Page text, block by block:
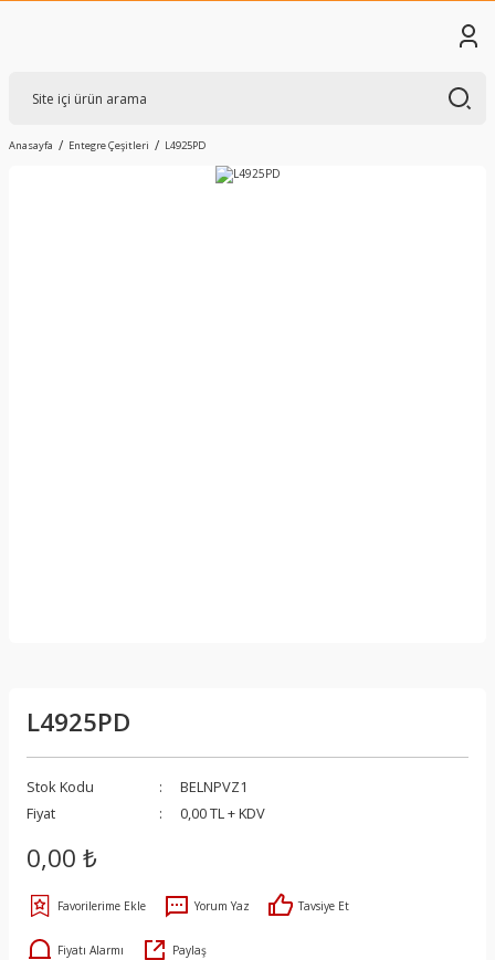
Anasayfa Entegre Çeşitleri L4925PD
L4925PD
Stok Kodu
BELNPVZ1
Fiyat
0,00 TL + KDV
0,00 ₺
Yorum Yaz Tavsiye Et
Fiyatı Alarmı Paylaş